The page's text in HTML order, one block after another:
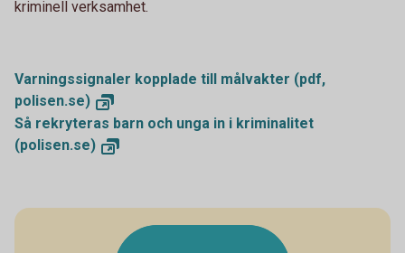
kriminell verksamhet.
Varningssignaler kopplade till målvakter (pdf,
polisen.se)
Så rekryteras barn och unga in i kriminalitet
(polisen.se)